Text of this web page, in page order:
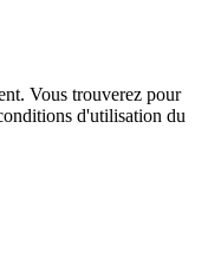
Vous trouverez pour
d'utilisation du